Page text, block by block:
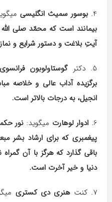
4. بوسور سمیث انگلیسی می‎گوید:
آیتِ بلاغت و دستور شرایع و
5. دکتر گوستاولوبون فرانسوی
برگزیده آداب عالی و خلاصه
انجیل، به درجات بالاتر است.
6. ادوار لوهارت می‎گوید:
نور
پیغمبری که برای ارشاد بشر
دنیا و خیر آخرت است.
7. کنت هنری دی کستری می‎گوید: